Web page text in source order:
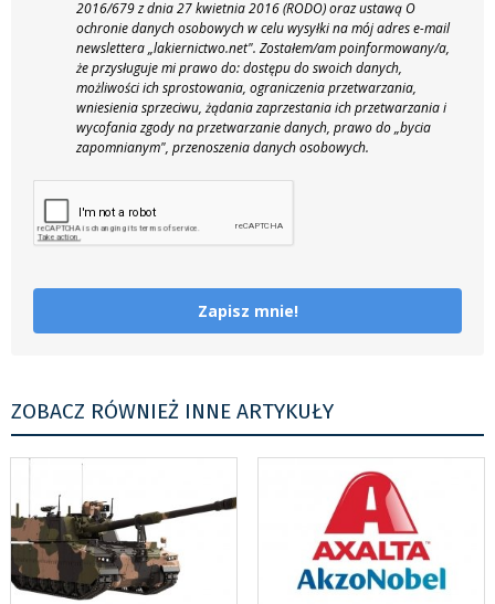
2016/679 z dnia 27 kwietnia 2016 (RODO) oraz ustawą O
ochronie danych osobowych w celu wysyłki na mój adres e-mail
newslettera „lakiernictwo.net". Zostałem/am poinformowany/a,
że przysługuje mi prawo do: dostępu do swoich danych,
możliwości ich sprostowania, ograniczenia przetwarzania,
wniesienia sprzeciwu, żądania zaprzestania ich przetwarzania i
wycofania zgody na przetwarzanie danych, prawo do „bycia
zapomnianym", przenoszenia danych osobowych.
Zapisz mnie!
ZOBACZ RÓWNIEŻ INNE ARTYKUŁY